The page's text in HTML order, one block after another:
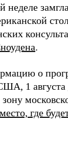
неделе
.
о
1 августа
где